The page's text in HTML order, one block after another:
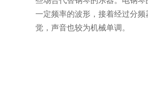
一定频率的波形，接着经过分
觉，声音也较为机械单调。